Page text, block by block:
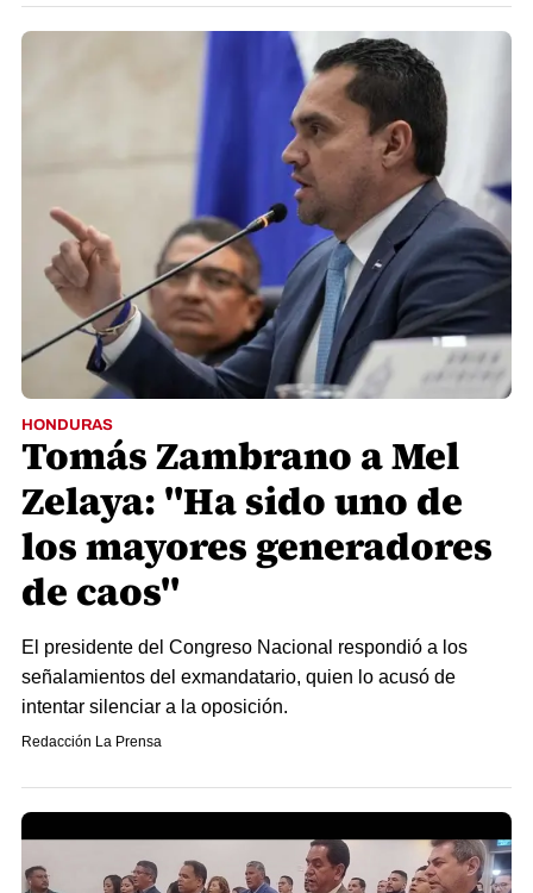
HONDURAS
Tomás Zambrano a Mel
Zelaya: "Ha sido uno de
los mayores generadores
de caos"
El presidente del Congreso Nacional respondió a los
señalamientos del exmandatario, quien lo acusó de
intentar silenciar a la oposición.
Redacción La Prensa